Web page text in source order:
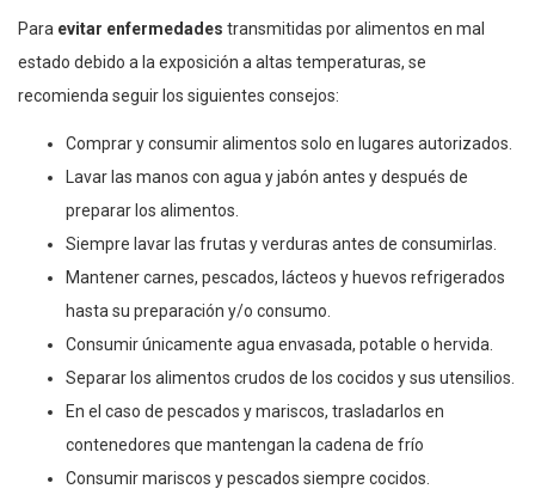
Para evitar enfermedades transmitidas por alimentos en mal
estado debido a la exposición a altas temperaturas, se
recomienda seguir los siguientes consejos:
Comprar y consumir alimentos solo en lugares autorizados.
Lavar las manos con agua y jabón antes y después de
preparar los alimentos.
Siempre lavar las frutas y verduras antes de consumirlas.
Mantener carnes, pescados, lácteos y huevos refrigerados
hasta su preparación y/o consumo.
Consumir únicamente agua envasada, potable o hervida.
Separar los alimentos crudos de los cocidos y sus utensilios.
En el caso de pescados y mariscos, trasladarlos en
contenedores que mantengan la cadena de frío
Consumir mariscos y pescados siempre cocidos.